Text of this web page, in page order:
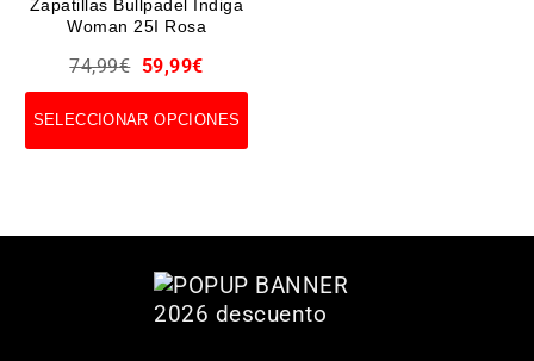
Zapatillas Bullpadel Indiga
Woman 25I Rosa
74,99€ 59,99€
SELECCIONAR OPCIONES